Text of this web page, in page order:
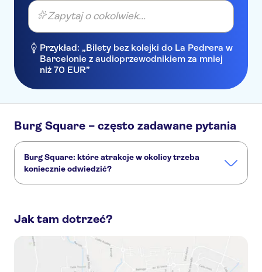
Zapytaj o cokolwiek...
Przykład: „Bilety bez kolejki do La Pedrera w
Barcelonie z audioprzewodnikiem za mniej
niż 70 EUR”
Burg Square – często zadawane pytania
Burg Square: które atrakcje w okolicy trzeba
koniecznie odwiedzić?
Groeninge Museum
Historium Brugge
Minnewater, Lake of Love
Jak tam dotrzeć?